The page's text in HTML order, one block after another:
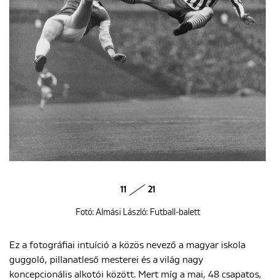
11 21
Fotó: Almási László: Futball-balett
Ez a fotográfiai intuíció a közös nevező a magyar iskola
guggoló, pillanatleső mesterei és a világ nagy
koncepcionális alkotói között. Mert míg a mai, 48 csapatos,